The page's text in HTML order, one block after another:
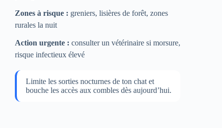
Zones à risque : greniers, lisières de forêt, zones
rurales la nuit
Action urgente : consulter un vétérinaire si morsure,
risque infectieux élevé
Limite les sorties nocturnes de ton chat et
bouche les accès aux combles dès aujourd’hui.